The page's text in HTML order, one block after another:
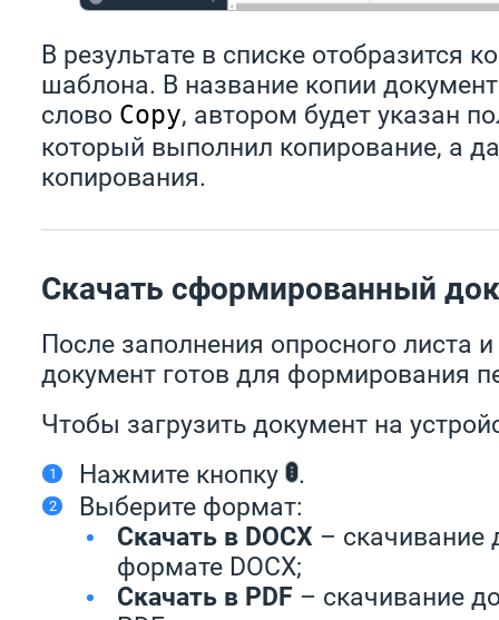
В результате в списке отобразится
шаблона. В название копии
слово Copy, автором будет указан
который выполнил копирование, а
копирования.
Скачать сформированный
После заполнения опросного листа
документ готов для формирования
Чтобы загрузить документ на
Нажмите кнопку
.
Выберите формат:
Скачать в DOCX – скачивание
формате DOCX;
Скачать в PDF – скачивание